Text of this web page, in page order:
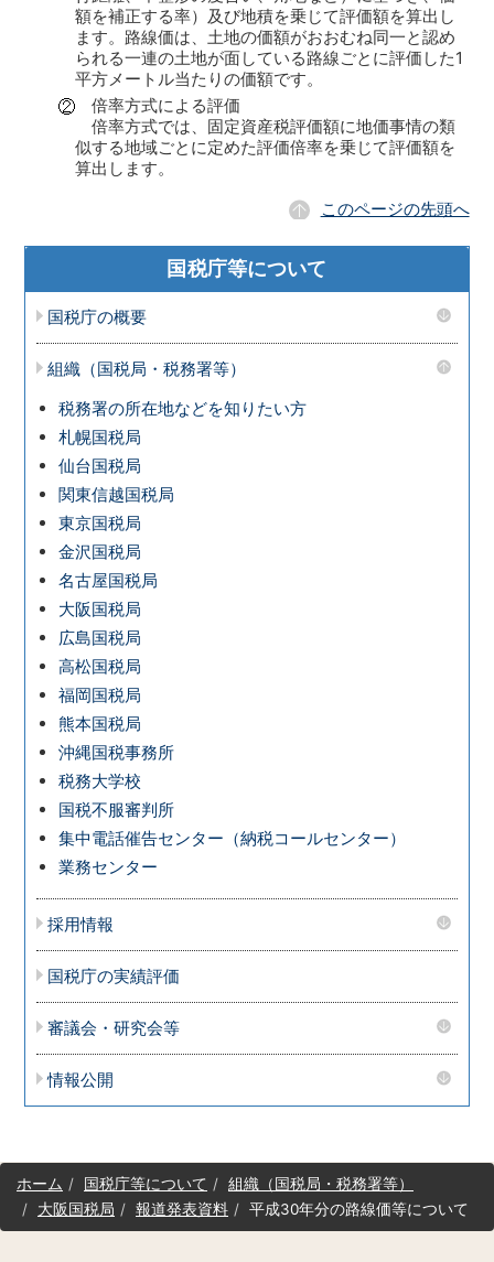
額を補正する率）及び地積を乗じて評価額を算出し
ます。路線価は、土地の価額がおおむね同一と認め
られる一連の土地が面している路線ごとに評価した1
平方メートル当たりの価額です。
倍率方式による評価
倍率方式では、固定資産税評価額に地価事情の類
似する地域ごとに定めた評価倍率を乗じて評価額を
算出します。
このページの先頭へ
国税庁等について
国税庁の概要
組織（国税局・税務署等）
税務署の所在地などを知りたい方
札幌国税局
仙台国税局
関東信越国税局
東京国税局
金沢国税局
名古屋国税局
大阪国税局
広島国税局
高松国税局
福岡国税局
熊本国税局
沖縄国税事務所
税務大学校
国税不服審判所
集中電話催告センター（納税コールセンター）
業務センター
採用情報
国税庁の実績評価
審議会・研究会等
情報公開
サ
イホーム 国税庁等について
組織（国税局・税務署等）
大阪国税局
報道発表資料 平成30年分の路線価等について